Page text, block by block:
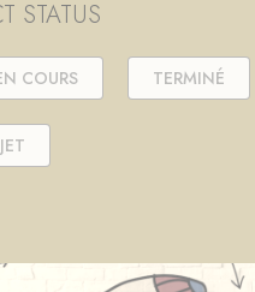
STATUS
COURS TERMINÉ